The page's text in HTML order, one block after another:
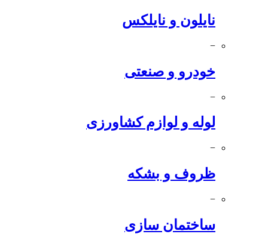
نایلون و نایلکس
−
خودرو و صنعتی
−
لوله و لوازم کشاورزی
−
ظروف و بشکه
−
ساختمان سازی